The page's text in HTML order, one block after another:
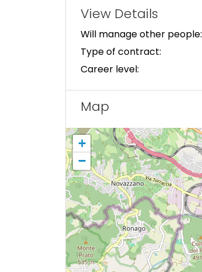
View Details
Will manage other people:
Type of contract:
Career level:
Map
+
−